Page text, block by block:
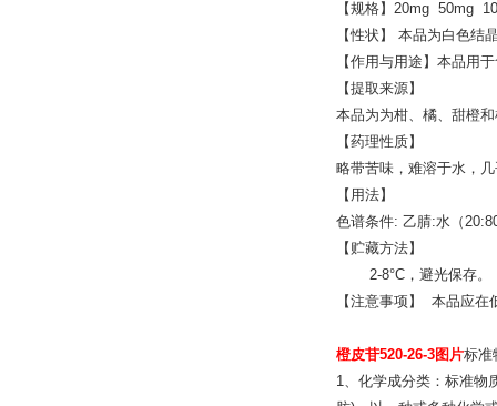
【规格】20mg 50mg
【性状】 本品为白色结
【作用与用途】本品用
【提取来源】
本品为为柑、橘、甜橙
【药理性质】
略带苦味，难溶于水，
【用法】
色谱条件: 乙腈:水（
【贮藏方法】
2-8°C，避光保存。
【注意事项】 本品应在
橙皮苷520-26-3图片标准
1、化学成分类：标准物